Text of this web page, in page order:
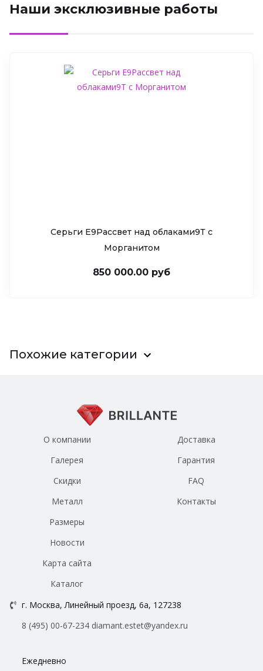
Наши эксклюзивные работы
Серьги Е9Рассвет над облаками9Т c
Морганитом
850 000.00 руб
Похожие категории
О компании
Галерея
Скидки
Металл
Размеры
Новости
Доставка
Гарантия
FAQ
Контакты
Карта сайта
Каталог
г. Москва, Линейный проезд, 6а, 127238
8 (495) 00-67-234 diamant.estet@yandex.ru
Ежедневно